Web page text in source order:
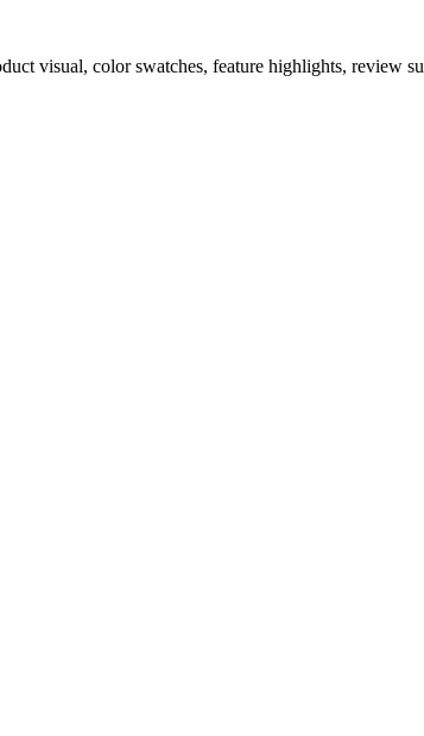
visual, color swatches, feature highlights, review